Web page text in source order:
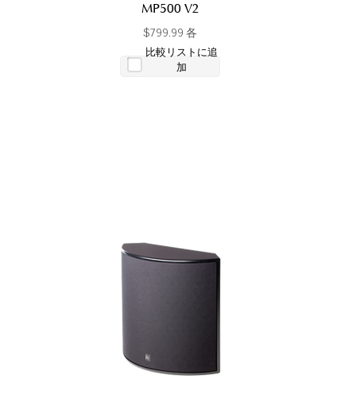
MP500 V2
$799.99 各
比較リストに追
加